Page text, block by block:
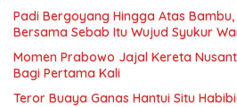
Padi Bergoyang Hingga Atas
Bersama Sebab Itu Wujud Syukur
Momen Prabowo Jajal Kereta
Bagi Pertama Kali
Teror Buaya Ganas Hantui Situ